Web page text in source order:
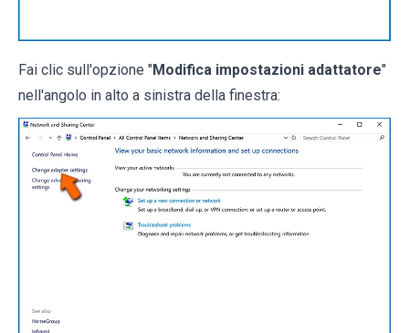
Fai clic sull'opzione "Modifica impostazioni adattatore"
nell'angolo in alto a sinistra della finestra: